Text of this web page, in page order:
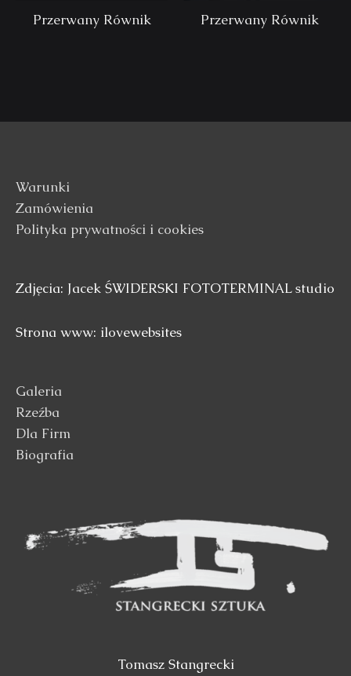
Przerwany Równik Przerwany Równik
Warunki
Zamówienia
Polityka prywatności i cookies
Zdjęcia: Jacek ŚWIDERSKI FOTOTERMINAL studio
Strona www: ilovewebsites
Galeria
Rzeźba
Dla Firm
Biografia
Tomasz Stangrecki